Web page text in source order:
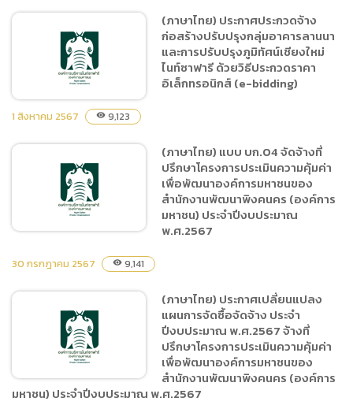
(ภาษาไทย) ประกาศผู้ชนะการ
การเรียนรู้ KIOSK ภายในโซน
จากัวร์เทรล และป้าย
Secondary (ป้ายเฉพาะ
สำหรับสัตว์, เกร็ดความรู้
เกี่ยวกับสัตว์) จำนวน 1 งาน
จ้างก่อสร้างปรับปรุงกลุ่ม
อาคารลานนาและการปรับปรุง
ภูมิทัศน์เชียงใหม่ไนท์ซาฟารี
ด้วยวิธีประกวดราคา
(ภาษาไทย) ประกาศประกวดจ้าง
ก่อสร้างปรับปรุงกลุ่มอาคารลานนา
และการปรับปรุงภูมิทัศน์เชียงใหม่
ไนท์ซาฟารี ด้วยวิธีประกวดราคา
อิเล็กทรอนิกส์ (e-bidding)
1 สิงหาคม 2567 visibility 9,123
(ภาษาไทย) แบบ บก.04 จัด
ความคุ้มค่าเพื่อพัฒนา
องค์การมหาชนของสำนักงาน
พัฒนาพิงคนคร (องค์การ
มหาชน) ประจำปีงบประมาณ
พ.ศ.2567
(ภาษาไทย) แบบ บก.04 จัดจ้างที่
ปรึกษาโครงการประเมินความคุ้มค่า
เพื่อพัฒนาองค์การมหาชนของ
สำนักงานพัฒนาพิงคนคร (องค์การ
มหาชน) ประจำปีงบประมาณ
พ.ศ.2567
30 กรกฎาคม 2567 visibility 9,141
(ภาษาไทย) ประกาศเปลี่ยนแปลง
แผนการจัดซื้อจัดจ้าง ประจำ
ปีงบประมาณ พ.ศ.2567 จ้างที่
ปรึกษาโครงการประเมินความคุ้มค่า
เพื่อพัฒนาองค์การมหาชนของ
สำนักงานพัฒนาพิงคนคร (องค์การ
มหาชน) ประจำปีงบประมาณ พ.ศ.2567